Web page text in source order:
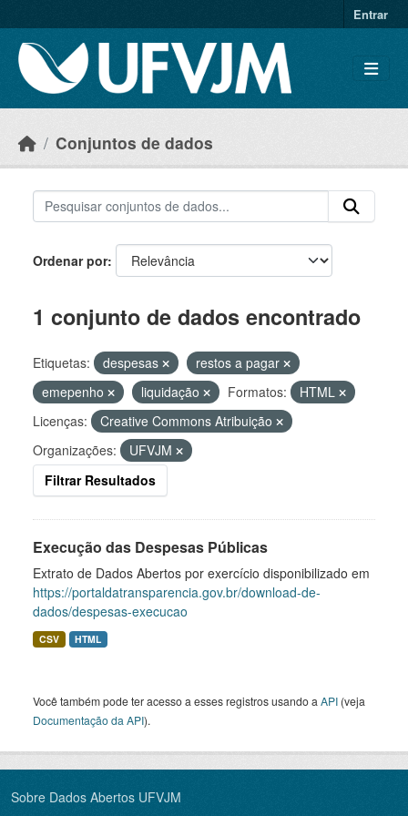
Entrar
Conjuntos de dados
Ordenar por
1 conjunto de dados encontrado
Etiquetas: despesas
restos a pagar
emepenho
liquidação Formatos:
HTML
Licenças:
Creative Commons Atribuição
Organizações:
UFVJM
Filtrar Resultados
Execução das Despesas Públicas
Extrato de Dados Abertos por exercício disponibilizado em
https://portaldatransparencia.gov.br/download-de-
dados/despesas-execucao
CSV HTML
Você também pode ter acesso a esses registros usando a API (veja
Documentação da API).
Sobre Dados Abertos UFVJM